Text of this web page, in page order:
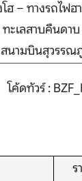
ฮ – ทางรถไฟ
ะเลสาบคืนดา
นามบินสุวรรณ
โค้ดทัวร์ :
ร